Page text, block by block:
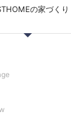
の家づくり